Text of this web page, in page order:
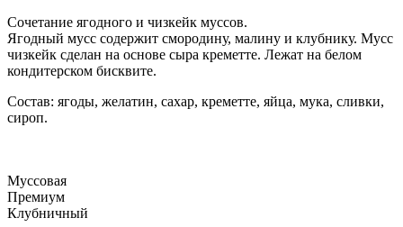
Сочетание ягодного и чизкейк муссов.
Ягодный мусс содержит смородину, малину и клубнику. Мусс
чизкейк сделан на основе сыра креметте. Лежат на белом
кондитерском бисквите.
Состав: ягоды, желатин, сахар, креметте, яйца, мука, сливки,
сироп.
Муссовая
Премиум
Клубничный